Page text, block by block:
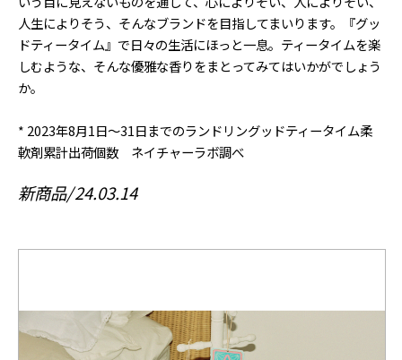
人生によりそう、そんなブランドを目指してまいります。『グッ
ドティータイム』で日々の生活にほっと一息。ティータイムを楽
しむような、そんな優雅な香りをまとってみてはいかがでしょう
か。
* 2023年8月1日～31日までのランドリングッドティータイム柔
軟剤累計出荷個数 ネイチャーラボ調べ
新商品 24.03.14